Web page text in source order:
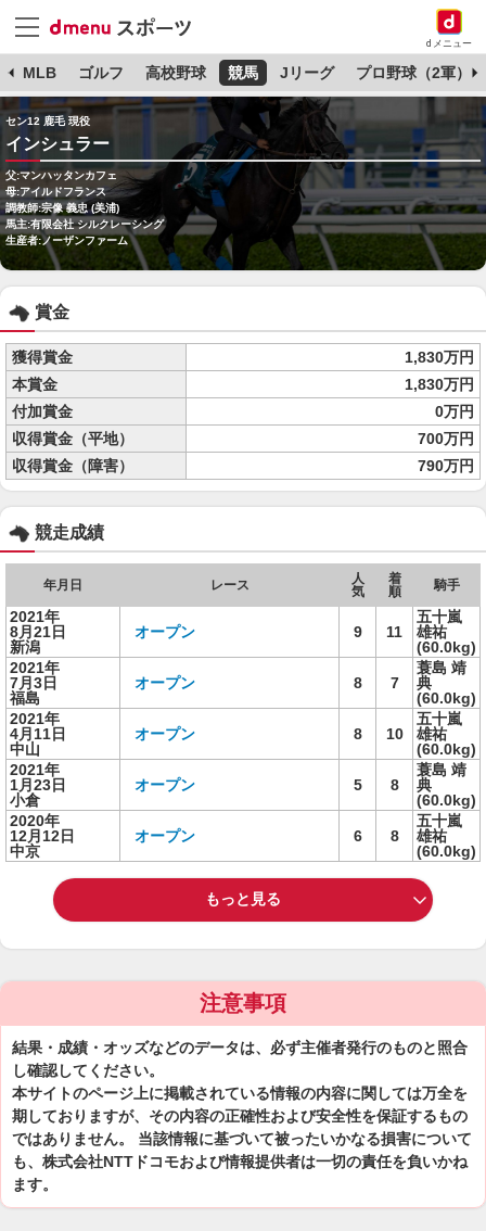
dメニュー
MLB ゴルフ 高校野球 競馬 Jリーグ プロ野球（2軍）
セン12 鹿毛 現役
インシュラー
父:マンハッタンカフェ
母:アイルドフランス
調教師:宗像 義忠 (美浦)
馬主:有限会社 シルクレーシング
生産者:ノーザンファーム
賞金
獲得賞金
1,830万円
本賞金
1,830万円
付加賞金
0万円
収得賞金（平地）
700万円
収得賞金（障害）
790万円
競走成績
年月日 レース
人
気
着
順
騎手
2021年
8月21日
新潟
オープン 9 11
五十嵐
雄祐
(60.0kg)
2021年
7月3日
福島
オープン 8 7
蓑島 靖
典
(60.0kg)
2021年
4月11日
中山
オープン 8 10
五十嵐
雄祐
(60.0kg)
2021年
1月23日
小倉
オープン 5 8
蓑島 靖
典
(60.0kg)
2020年
12月12日
中京
オープン 6 8
五十嵐
雄祐
(60.0kg)
もっと見る
注意事項
結果・成績・オッズなどのデータは、必ず主催者発行のものと照合
し確認してください。
本サイトのページ上に掲載されている情報の内容に関しては万全を
期しておりますが、その内容の正確性および安全性を保証するもの
ではありません。 当該情報に基づいて被ったいかなる損害について
も、株式会社NTTドコモおよび情報提供者は一切の責任を負いかね
ます。